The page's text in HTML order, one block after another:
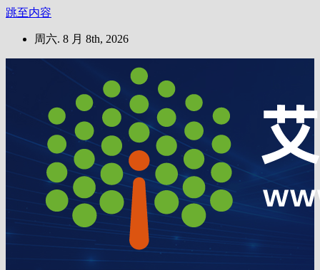
跳至内容
周六. 8 月 8th, 2026